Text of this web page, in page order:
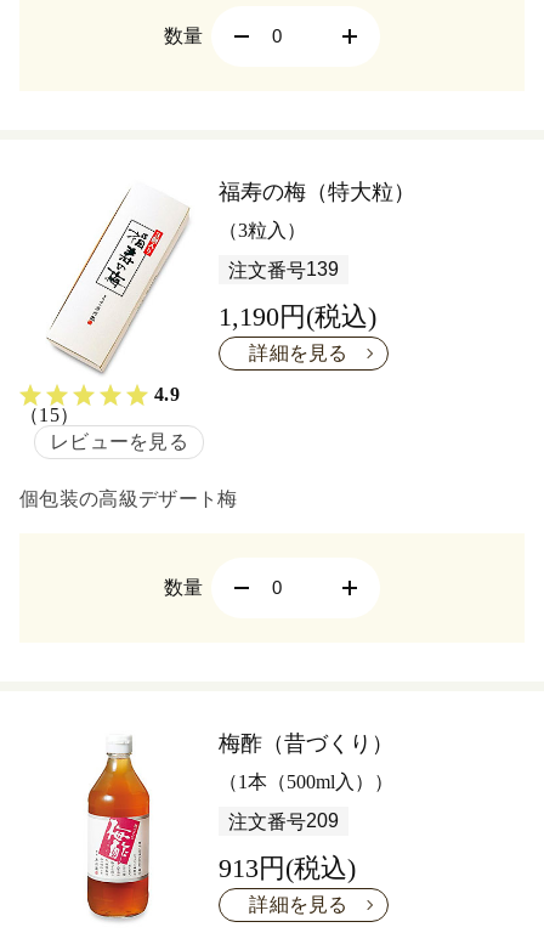
数量
4.9
（15）
レビューを見る
福寿の梅（特大粒）
（3粒入）
注文番号139
1,190円(税込)
詳細を見る
個包装の高級デザート梅
数量
梅酢（昔づくり）
（1本（500ml入））
注文番号209
913円(税込)
詳細を見る